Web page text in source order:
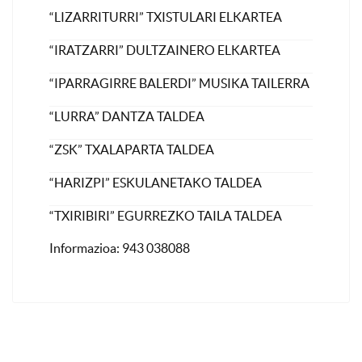
“LIZARRITURRI” TXISTULARI ELKARTEA
“IRATZARRI” DULTZAINERO ELKARTEA
“IPARRAGIRRE BALERDI” MUSIKA TAILERRA
“LURRA” DANTZA TALDEA
“ZSK” TXALAPARTA TALDEA
“HARIZPI” ESKULANETAKO TALDEA
“TXIRIBIRI” EGURREZKO TAILA TALDEA
Informazioa: 943 038088